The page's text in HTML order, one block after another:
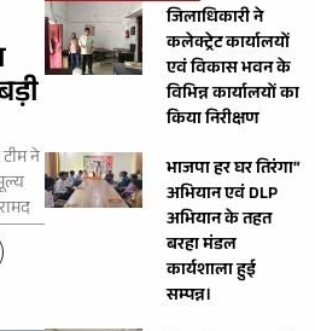
ने
जिलाधिकारी ने
कलेक्ट्रेट कार्यालयों
एवं विकास भवन के
विभिन्न कार्यालयों का
किया निरीक्षण
भाजपा हर घर तिरंगा”
अभियान एवं DLP
अभियान के तहत
बरहा मंडल
कार्यशाला हुई
सम्पन्न।